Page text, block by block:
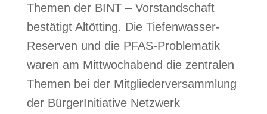
Themen der BINT – Vorstandschaft
bestätigt Altötting. Die Tiefenwasser-
Reserven und die PFAS-Problematik
waren am Mittwochabend die zentralen
Themen bei der Mitgliederversammlung
der BürgerInitiative Netzwerk